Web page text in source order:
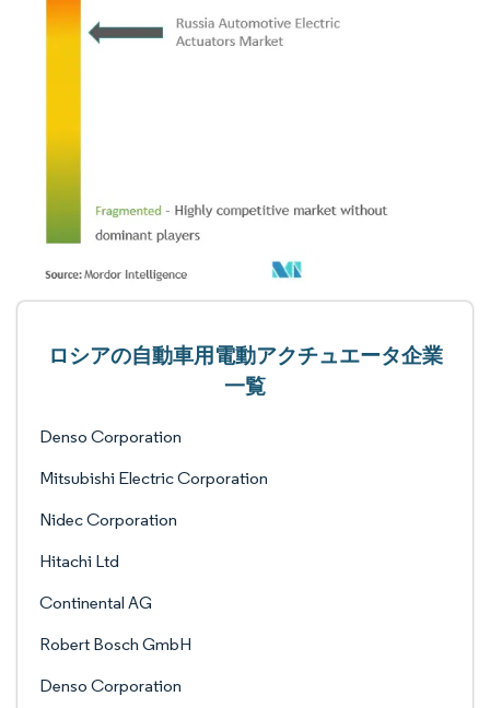
ロシアの自動車用電動アクチュエータ企業
一覧
Denso Corporation
Mitsubishi Electric Corporation
Nidec Corporation
Hitachi Ltd
Continental AG
Robert Bosch GmbH
Denso Corporation